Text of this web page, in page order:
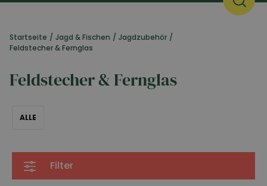
Startseite / Jagd & Fischen / Jagdzubehör /
Feldstecher & Fernglas
Feldstecher & Fernglas
ALLE
Filter